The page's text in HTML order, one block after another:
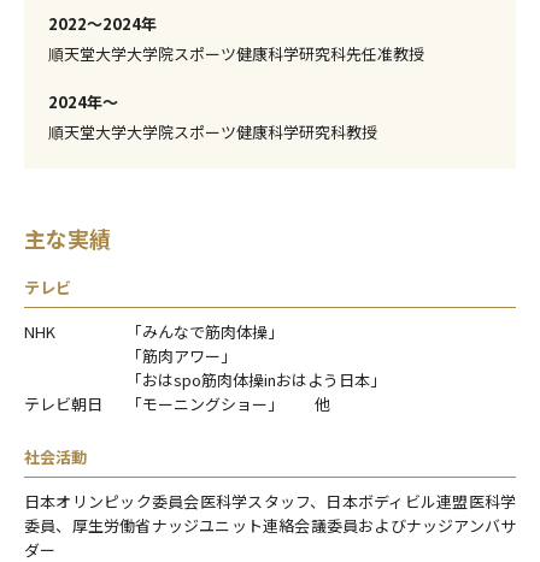
2022〜2024年
順天堂大学大学院スポーツ健康科学研究科先任准教授
2024年〜
順天堂大学大学院スポーツ健康科学研究科教授
主な実績
テレビ
NHK
「みんなで筋肉体操」
「筋肉アワー」
「おはspo筋肉体操inおはよう日本」
テレビ朝日
「モーニングショー」 他
社会活動
日本オリンピック委員会医科学スタッフ、日本ボディビル連盟医科学
委員、厚生労働省ナッジユニット連絡会議委員およびナッジアンバサ
ダー